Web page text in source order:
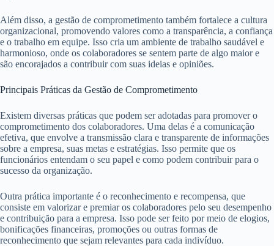
Além disso, a gestão de comprometimento também fortalece a cultura
organizacional, promovendo valores como a transparência, a confiança
e o trabalho em equipe. Isso cria um ambiente de trabalho saudável e
harmonioso, onde os colaboradores se sentem parte de algo maior e
são encorajados a contribuir com suas ideias e opiniões.
Principais Práticas da Gestão de Comprometimento
Existem diversas práticas que podem ser adotadas para promover o
comprometimento dos colaboradores. Uma delas é a comunicação
efetiva, que envolve a transmissão clara e transparente de informações
sobre a empresa, suas metas e estratégias. Isso permite que os
funcionários entendam o seu papel e como podem contribuir para o
sucesso da organização.
Outra prática importante é o reconhecimento e recompensa, que
consiste em valorizar e premiar os colaboradores pelo seu desempenho
e contribuição para a empresa. Isso pode ser feito por meio de elogios,
bonificações financeiras, promoções ou outras formas de
reconhecimento que sejam relevantes para cada indivíduo.